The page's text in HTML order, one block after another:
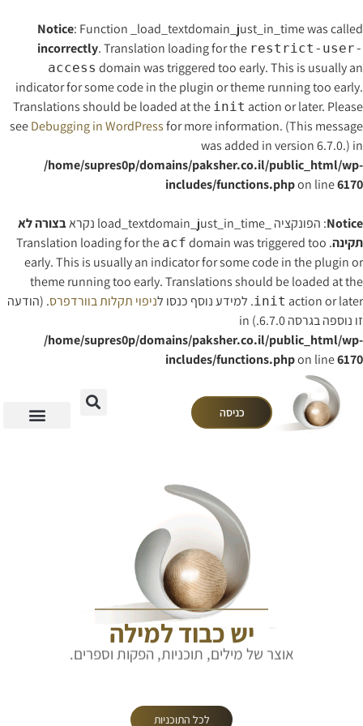
Notice: Function _load_textdomain_just_in_time was called
incorrectly. Translation loading for the restrict-user-
access domain was triggered too early. This is usually an
indicator for some code in the plugin or theme running too early.
Translations should be loaded at the init action or later. Please
seeDebugging in WordPressfor more information. (This message
was added in version 6.7.0.) in
/home/supres0p/domains/paksher.co.il/public_html/wp-
includes/functions.phpon line6170
Notice: הפונקציה _load_textdomain_just_in_time נקרא
בצורה לא
תקינה. Translation loading for the
acf domain was triggered too
early. This is usually an indicator for some code in the plugin or
theme running too early. Translations should be loaded at the
init action or later. למידע נוסף כנסו ל ניפוי תקלות בוורדפרס. (הודעה
זו נוספה בגרסה 6.7.0.) in
/home/supres0p/domains/paksher.co.il/public_html/wp-
includes/functions.phpon line6170
כניסה
יש כבוד למילה
אוצר של מילים, תוכניות, הפקות וספרים.
לכל התוכניות